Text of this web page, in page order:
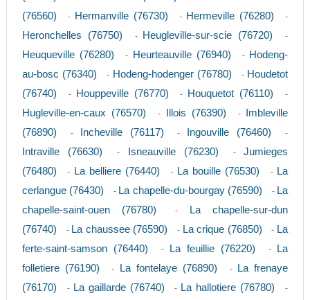
(76560)
- Hermanville (76730) - Hermeville (76280) -
Heronchelles (76750) - Heugleville-sur-scie (76720) -
Heuqueville (76280) - Heurteauville (76940) - Hodeng-
au-bosc (76340)
- Hodeng-hodenger (76780) - Houdetot
(76740)
- Houppeville (76770) - Houquetot (76110) -
Hugleville-en-caux (76570) - Illois (76390) -
Imbleville
(76890)
- Incheville (76117) - Ingouville (76460) -
Intraville (76630) - Isneauville (76230) -Jumieges
(76480)
- La belliere (76440) - La bouille (76530) - La
cerlangue (76430)
- La chapelle-du-bourgay (76590) - La
chapelle-saint-ouen (76780)
-
La chapelle-sur-dun
(76740)
- La chaussee (76590) - La crique (76850) - La
ferte-saint-samson (76440)
- La feuillie (76220) -
La
folletiere (76190)
- La fontelaye (76890) -
La frenaye
(76170)
- La gaillarde (76740) - La hallotiere (76780) -